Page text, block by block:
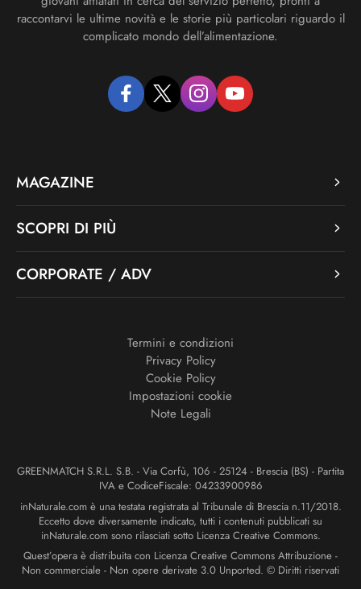
raccontarvi le ultime novità e le storie più particolari riguardo il
complicato mondo dell’alimentazione.
facebooktwitter instagramyoutube
MAGAZINE
SCOPRI DI PIÙ
CORPORATE / ADV
Termini e condizioni
Privacy Policy
Cookie Policy
Impostazioni cookie
Note Legali
GREENMATCH S.R.L. S.B. - Via Corfù, 106 - 25124 - Brescia (BS) - Partita
IVA e CodiceFiscale: 04233900986
inNaturale.com è una testata registrata al Tribunale di Brescia n.11/2018.
Eccetto dove diversamente indicato, tutti i contenuti pubblicati su
inNaturale.com sono rilasciati sotto Licenza Creative Commons.
Quest’opera è distribuita con Licenza Creative Commons Attribuzione -
Non commerciale - Non opere derivate 3.0 Unported. © Diritti riservati